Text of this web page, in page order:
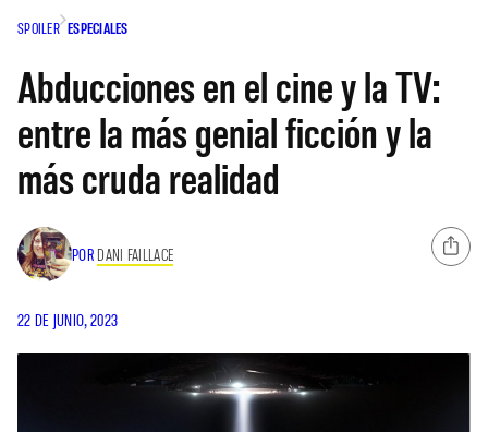
SPOILER ESPECIALES
Abducciones en el cine y la TV:
entre la más genial ficción y la
más cruda realidad
POR DANI FAILLACE
22 DE JUNIO, 2023